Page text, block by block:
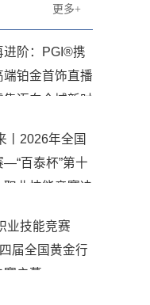
更多+
进阶：PGI®携
铂金首饰直播
迈向全域新时
丨2026年全国
百泰杯”第十
业技能竞赛决
业技能竞赛
届全国黄金行
启幕